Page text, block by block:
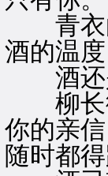
青衣白
酒的温
酒还是
柳长街
你的亲
随时都